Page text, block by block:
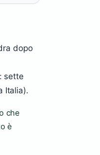
dopo
sette
Italia).
che
è